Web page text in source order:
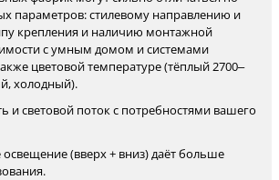
параметров: стилевому направлению и
крепления и наличию монтажной
с умным домом и системами
цветовой температуре (тёплый 2700–
холодный).
и световой поток с потребностями вашего
(вверх + вниз) даёт больше